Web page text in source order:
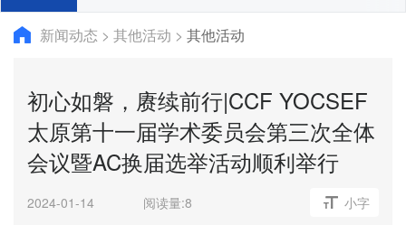
新闻动态 > 其他活动 > 其他活动
初心如磐，赓续前行|CCF YOCSEF
太原第十一届学术委员会第三次全体
会议暨AC换届选举活动顺利举行
2024-01-14 阅读量:8 小字